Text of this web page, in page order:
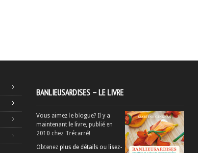
BANLIEUSARDISES – LE LIVRE
Vous aimez le blogue? Il y a
maintenant le livre, publié en
2010 chez Trécarré!
Obtenez plus de détails ou lisez-